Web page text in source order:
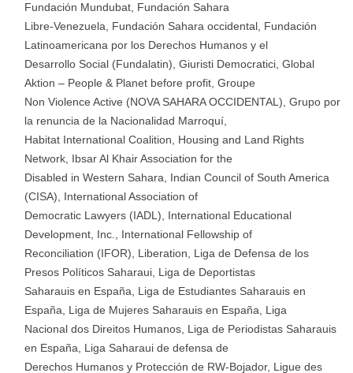
Fundación Mundubat, Fundación Sahara
Libre-Venezuela, Fundación Sahara occidental, Fundación
Latinoamericana por los Derechos Humanos y el
Desarrollo Social (Fundalatin), Giuristi Democratici, Global
Aktion – People & Planet before profit, Groupe
Non Violence Active (NOVA SAHARA OCCIDENTAL), Grupo por
la renuncia de la Nacionalidad Marroquí,
Habitat International Coalition, Housing and Land Rights
Network, Ibsar Al Khair Association for the
Disabled in Western Sahara, Indian Council of South America
(CISA), International Association of
Democratic Lawyers (IADL), International Educational
Development, Inc., International Fellowship of
Reconciliation (IFOR), Liberation, Liga de Defensa de los
Presos Políticos Saharaui, Liga de Deportistas
Saharauis en España, Liga de Estudiantes Saharauis en
España, Liga de Mujeres Saharauis en España, Liga
Nacional dos Direitos Humanos, Liga de Periodistas Saharauis
en España, Liga Saharaui de defensa de
Derechos Humanos y Protección de RW-Bojador, Ligue des